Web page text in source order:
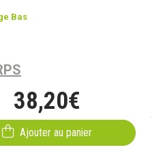
Bas
38,20€
Ajouter au panier